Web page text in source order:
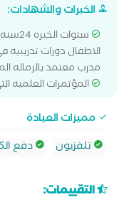
الخبرات والشهادات:
الاطفال دورات تدريبيه
مدرب معتمد بالزماله
المؤتمرات العلميه
مميزات العيادة
تلفزيون
دفع
التقييمات: